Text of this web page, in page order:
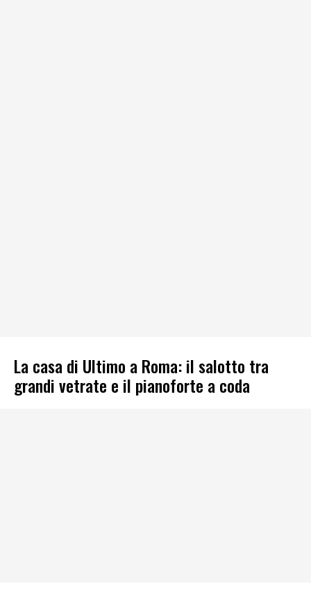
La casa di Ultimo a Roma: il salotto tra
grandi vetrate e il pianoforte a coda